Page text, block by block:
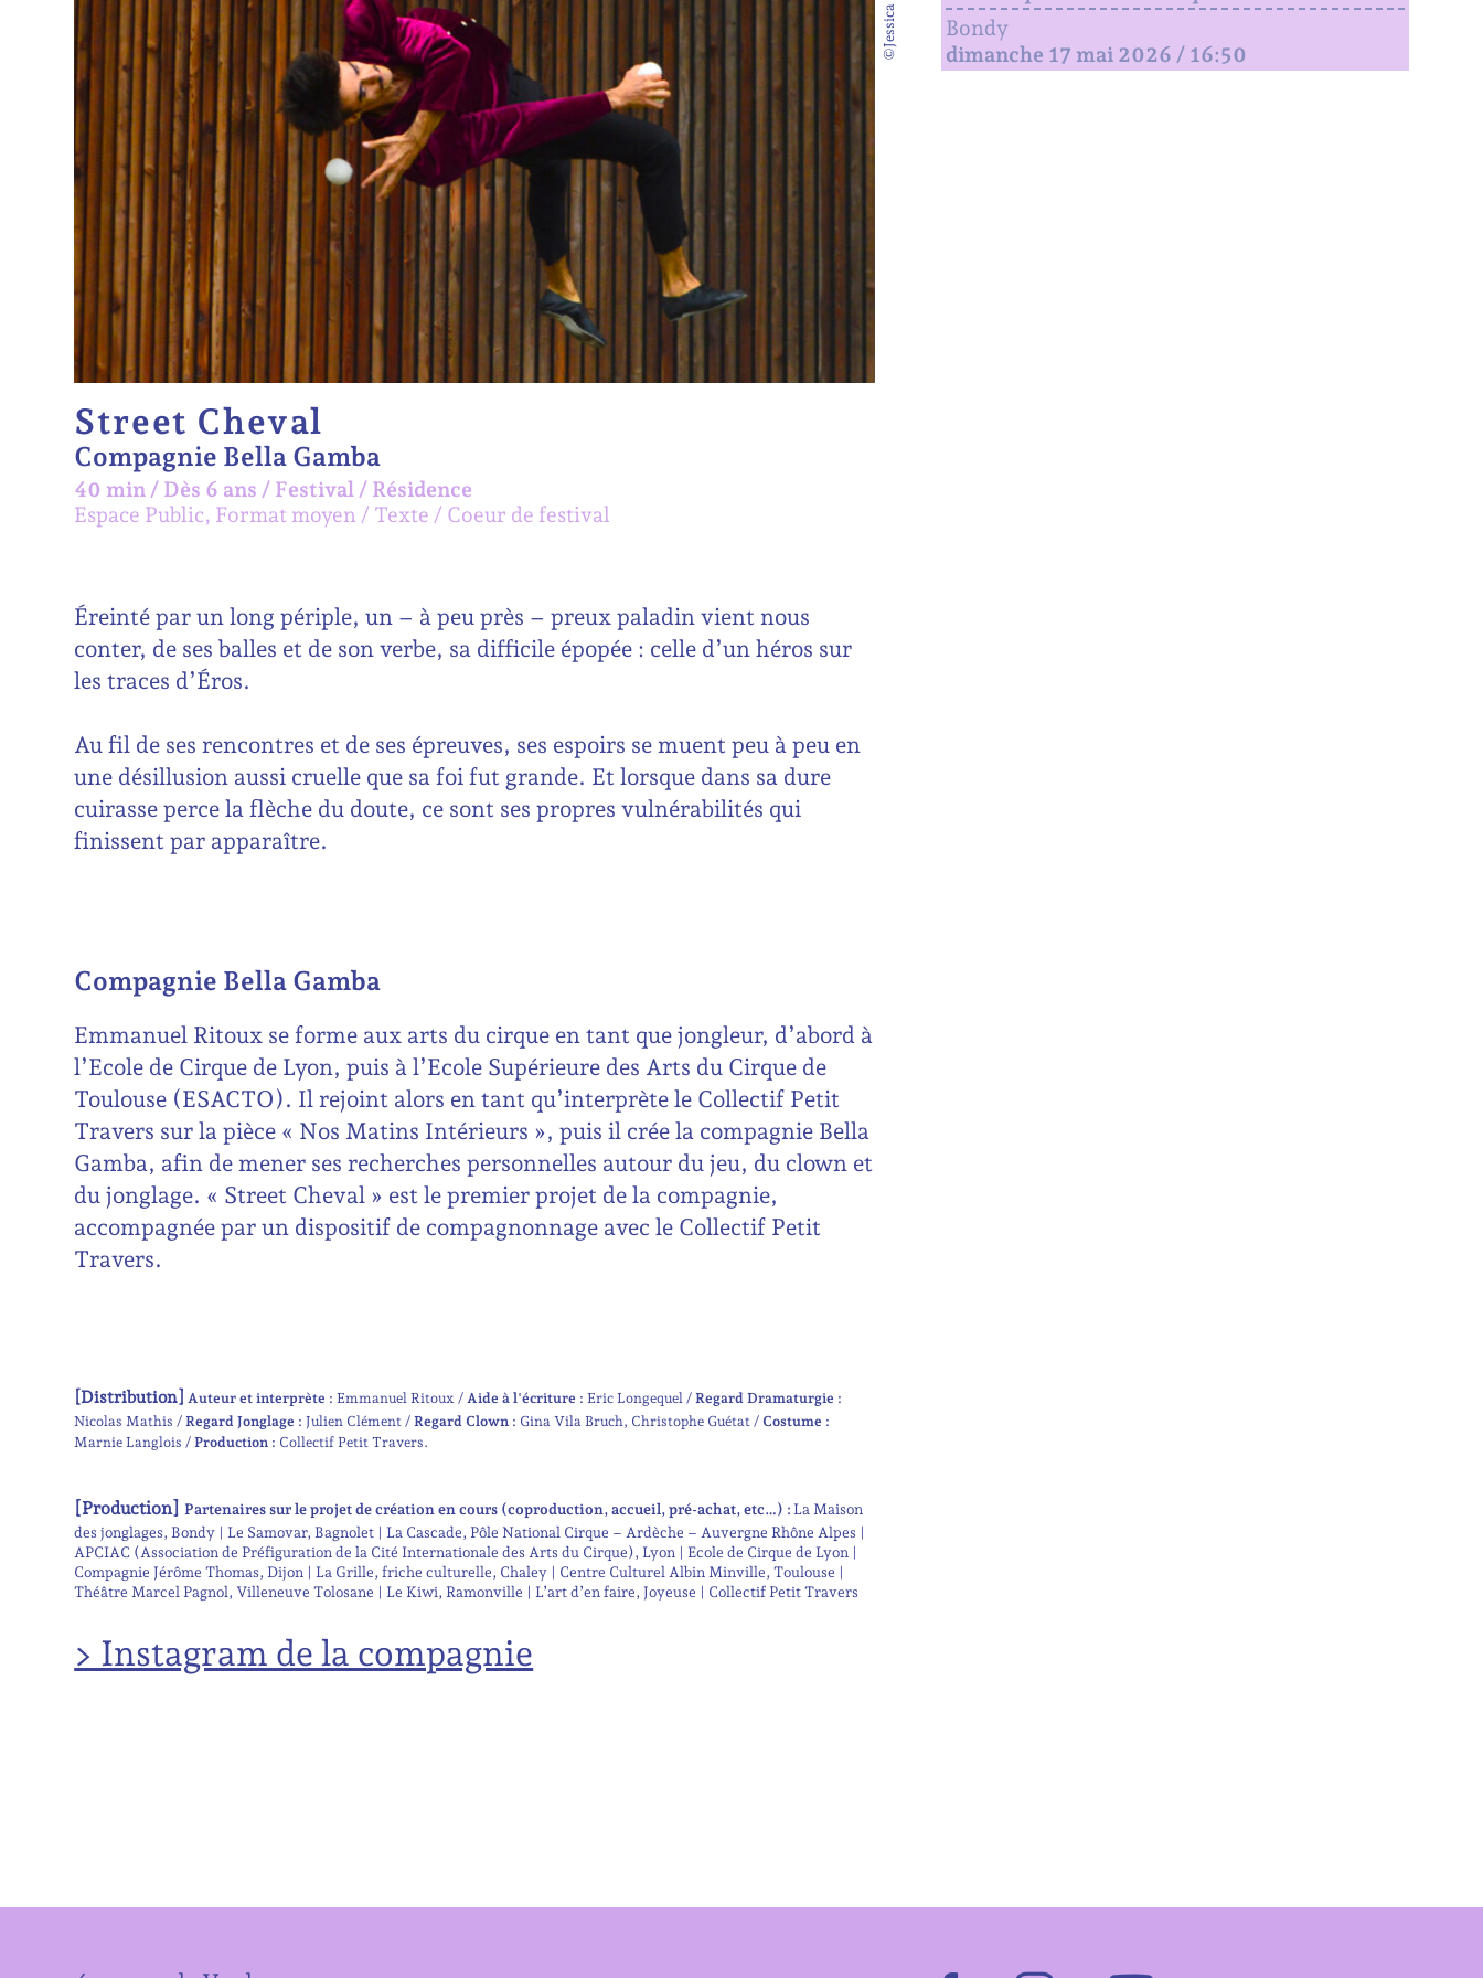
Street Cheval
Compagnie Bella Gamba
40 min / Dès 6 ans / Festival / Résidence
Espace Public, Format moyen
Texte Coeur de festival
Bondy
dimanche 17 mai 2026 / 16:50
Éreinté par un long périple, un – à peu près – preux paladin vient nous
conter, de ses balles et de son verbe, sa difficile épopée : celle d’un héros sur
les traces d’Éros.
Au fil de ses rencontres et de ses épreuves, ses espoirs se muent peu à peu en
une désillusion aussi cruelle que sa foi fut grande. Et lorsque dans sa dure
cuirasse perce la flèche du doute, ce sont ses propres vulnérabilités qui
finissent par apparaître.
Compagnie Bella Gamba
Emmanuel Ritoux se forme aux arts du cirque en tant que jongleur, d’abord à
l’Ecole de Cirque de Lyon, puis à l’Ecole Supérieure des Arts du Cirque de
Toulouse (ESACTO). Il rejoint alors en tant qu’interprète le Collectif Petit
Travers sur la pièce « Nos Matins Intérieurs », puis il crée la compagnie Bella
Gamba, afin de mener ses recherches personnelles autour du jeu, du clown et
du jonglage. « Street Cheval » est le premier projet de la compagnie,
accompagnée par un dispositif de compagnonnage avec le Collectif Petit
Travers.
[Distribution]Auteur et interprète :Emmanuel Ritoux Aide à l'écriture :Eric Longequel
Regard Dramaturgie :
Nicolas Mathis
Regard Jonglage :Julien Clément Regard Clown : Gina Vila Bruch Christophe Guétat
Costume :
Marnie Langlois
Production : Collectif Petit Travers
[Production] Partenaires sur le projet de création en cours (coproduction, accueil, pré-achat, etc…) : La Maison
des jonglages, Bondy | Le Samovar, Bagnolet | La Cascade, Pôle National Cirque – Ardèche – Auvergne Rhône Alpes |
APCIAC (Association de Préfiguration de la Cité Internationale des Arts du Cirque), Lyon | Ecole de Cirque de Lyon |
Compagnie Jérôme Thomas, Dijon | La Grille, friche culturelle, Chaley | Centre Culturel Albin Minville, Toulouse |
Théâtre Marcel Pagnol, Villeneuve Tolosane | Le Kiwi, Ramonville | L’art d’en faire, Joyeuse | Collectif Petit Travers
> Instagram de la compagnie